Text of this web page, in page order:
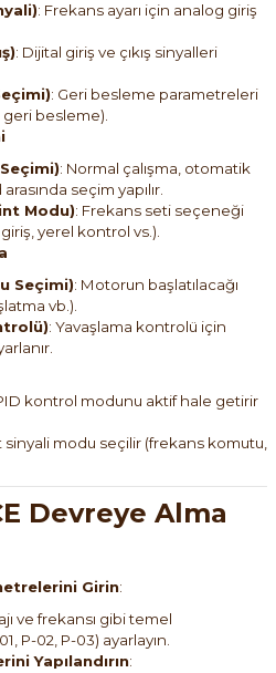
: Frekans ayarı için analog giriş
: Dijital giriş ve çıkış sinyalleri
: Geri besleme parametreleri
besleme).
: Normal çalışma, otomatik
seçim yapılır.
Modu): Frekans seti seçeneği
yerel kontrol vs.).
Seçimi): Motorun başlatılacağı
vb.).
: Yavaşlama kontrolü için
kontrol modunu aktif hale getirir
sinyali modu seçilir (frekans komutu,
Devreye Alma
Girin:
ve frekansı gibi temel
P-02, P-03) ayarlayın.
Yapılandırın: